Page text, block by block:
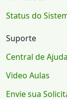
Status do
Suporte
Central de Ajuda
Video Aulas
Envie sua